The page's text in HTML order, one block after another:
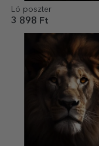
Ló poszter
3 898 Ft